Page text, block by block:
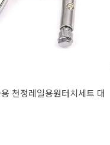
천정레일용원터치세트 대